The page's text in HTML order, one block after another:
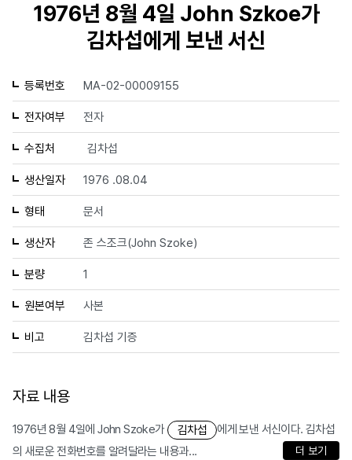
1976년 8월 4일 John Szkoe가
김차섭에게 보낸 서신
등록번호 MA-02-00009155
전자여부 전자
수집처 김차섭
생산일자 1976 .08.04
형태 문서
생산자 존 스조크(John Szoke)
분량 1
원본여부 사본
비고 김차섭 기증
자료 내용
1976년 8월 4일에 John Szoke가 김차섭
에게 보낸 서신이다. 김차섭
의 새로운 전화번호를 알려달라는 내용과...
더 보기